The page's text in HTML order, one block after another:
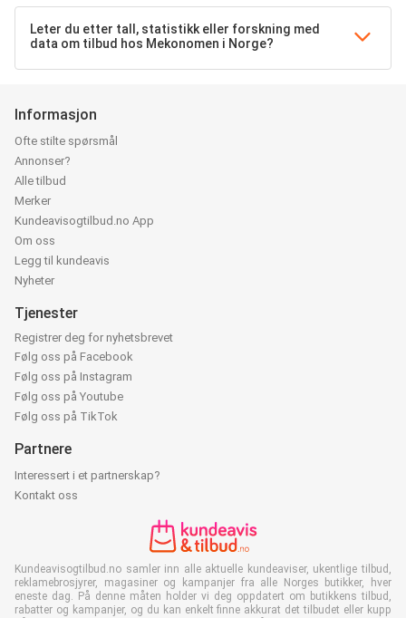
Leter du etter tall, statistikk eller forskning med
data om tilbud hos Mekonomen i Norge?
Informasjon
Ofte stilte spørsmål
Annonser?
Alle tilbud
Merker
Kundeavisogtilbud.no App
Om oss
Legg til kundeavis
Nyheter
Tjenester
Registrer deg for nyhetsbrevet
Følg oss på Facebook
Følg oss på Instagram
Følg oss på Youtube
Følg oss på TikTok
Partnere
Interessert i et partnerskap?
Kontakt oss
Kundeavisogtilbud.no samler inn alle aktuelle kundeaviser, ukentlige tilbud,
reklamebrosjyrer, magasiner og kampanjer fra alle Norges butikker, hver
eneste dag. På denne måten holder vi deg oppdatert om butikkens tilbud,
rabatter og kampanjer, og du kan enkelt finne akkurat det tilbudet eller kupp